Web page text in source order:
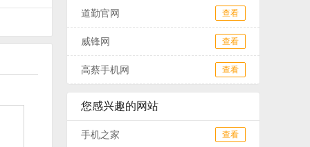
道勤官网 查看
威锋网 查看
高蔡手机网 查看
您感兴趣的网站
手机之家 查看